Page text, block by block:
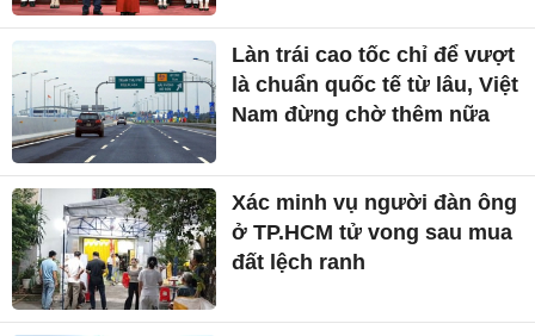
Làn trái cao tốc chỉ để vượt
là chuẩn quốc tế từ lâu, Việt
Nam đừng chờ thêm nữa
Xác minh vụ người đàn ông
ở TP.HCM tử vong sau mua
đất lệch ranh